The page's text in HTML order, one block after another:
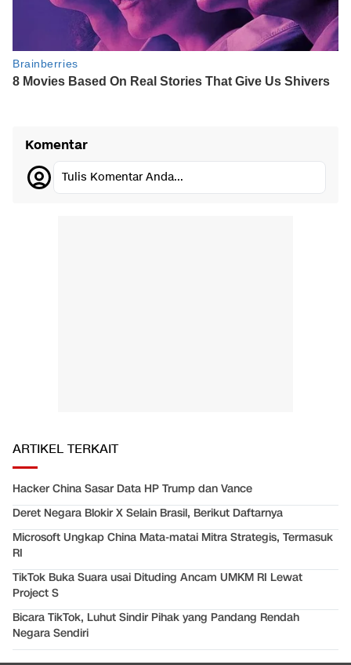
Komentar
Tulis Komentar Anda...
ARTIKEL TERKAIT
Hacker China Sasar Data HP Trump dan Vance
Deret Negara Blokir X Selain Brasil, Berikut Daftarnya
Microsoft Ungkap China Mata-matai Mitra Strategis, Termasuk
RI
TikTok Buka Suara usai Dituding Ancam UMKM RI Lewat
Project S
Bicara TikTok, Luhut Sindir Pihak yang Pandang Rendah
Negara Sendiri